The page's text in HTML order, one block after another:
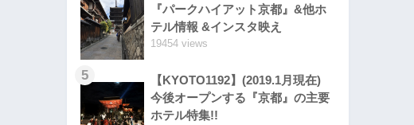
『パークハイアット京都』&他ホ
テル情報 &インスタ映え
19454 views
5
【KYOTO1192】(2019.1月現在)
今後オープンする『京都』の主要
ホテル特集!!